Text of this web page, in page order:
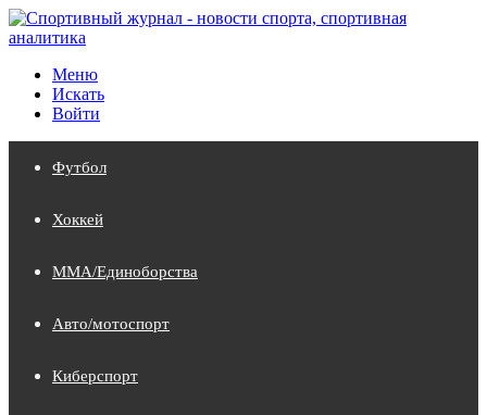
Меню
Искать
Войти
Футбол
Хоккей
MMA/Единоборства
Авто/мотоспорт
Киберспорт